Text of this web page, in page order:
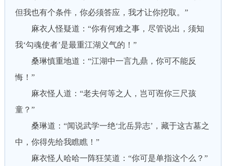
但我也有个条件，你必须答应，我才让你挖取。”
麻衣人怪疑道：“你有何难之事，尽管说出，须知
我‘勾魂使者’是最重江湖义气的！”
桑琳慎重地道：“江湖中一言九鼎，你可不能反
悔！”
麻衣怪人道：“老夫何等之人，岂可诳你三尺孩
童？”
桑琳道：“闻说武学一绝‘北岳异志’，藏于这古墓之
中，你得先给我瞧瞧！”
麻衣怪人哈哈一阵狂笑道：“你可是单指这个么？”